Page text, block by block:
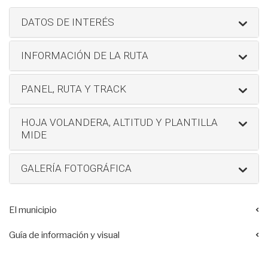
DATOS DE INTERÉS
INFORMACIÓN DE LA RUTA
PANEL, RUTA Y TRACK
HOJA VOLANDERA, ALTITUD Y PLANTILLA
MIDE
GALERÍA FOTOGRÁFICA
El municipio
Guía de información y visual